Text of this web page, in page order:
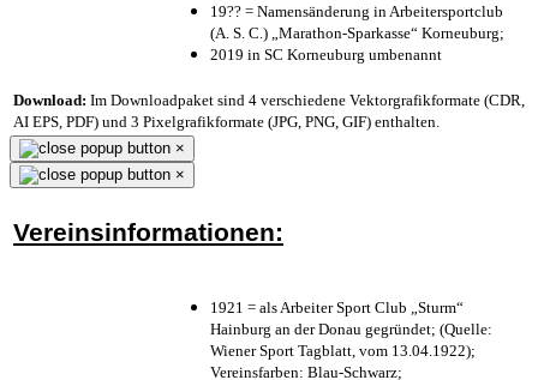
19?? = Namensänderung in Arbeitersportclub
(A. S. C.) „Marathon-Sparkasse“ Korneuburg;
2019 in SC Korneuburg umbenannt
Download: Im Downloadpaket sind 4 verschiedene Vektorgrafikformate (CDR,
AI EPS, PDF) und 3 Pixelgrafikformate (JPG, PNG, GIF) enthalten.
×
×
Vereinsinformationen:
1921 = als Arbeiter Sport Club „Sturm“
Hainburg an der Donau gegründet; (Quelle:
Wiener Sport Tagblatt, vom 13.04.1922);
Vereinsfarben: Blau-Schwarz;